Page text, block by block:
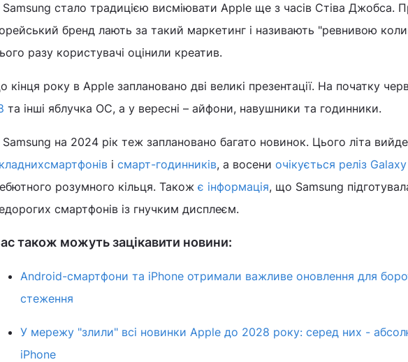
стало традицією висміювати Apple ще з часів Стіва Джобса.
бренд лають за такий маркетинг і називають "ревнивою
разу користувачі оцінили креатив.
кінця року в Apple заплановано дві великі презентації. На початку
та інші яблучка ОС, а у вересні – айфони, навушники та годинники.
на 2024 рік теж заплановано багато новинок. Цього літа
смартфонів і смарт-годинників, а восени очікується реліз
розумного кільця. Також є інформація, що Samsung
смартфонів із гнучким дисплеєм.
також можуть зацікавити новини:
Android-смартфони та iPhone отримали важливе оновлення для
стеження
У мережу "злили" всі новинки Apple до 2028 року: серед них -
iPhone